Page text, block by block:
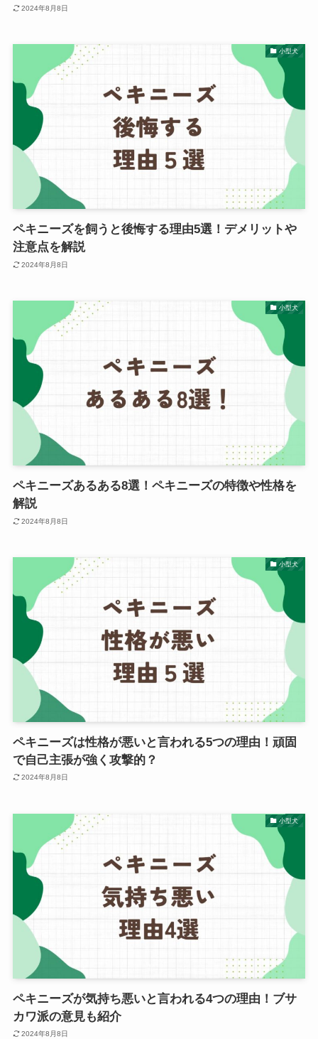
2024年8月8日
小型犬
ペキニーズを飼うと後悔する理由5選！デメリットや
注意点を解説
2024年8月8日
小型犬
ペキニーズあるある8選！ペキニーズの特徴や性格を
解説
2024年8月8日
小型犬
ペキニーズは性格が悪いと言われる5つの理由！頑固
で自己主張が強く攻撃的？
2024年8月8日
小型犬
ペキニーズが気持ち悪いと言われる4つの理由！ブサ
カワ派の意見も紹介
2024年8月8日